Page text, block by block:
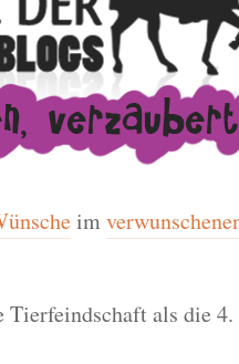
im
Tierfeindschaft als die